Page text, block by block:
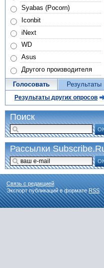
Syabas (Pocorn)
Iconbit
iNext
WD
Asus
Другого производителя
Голосовать Результаты
Результаты других опросов
Поиск
Рассылки
Связь с редакцией
Экспорт публикаций в форматеRSS